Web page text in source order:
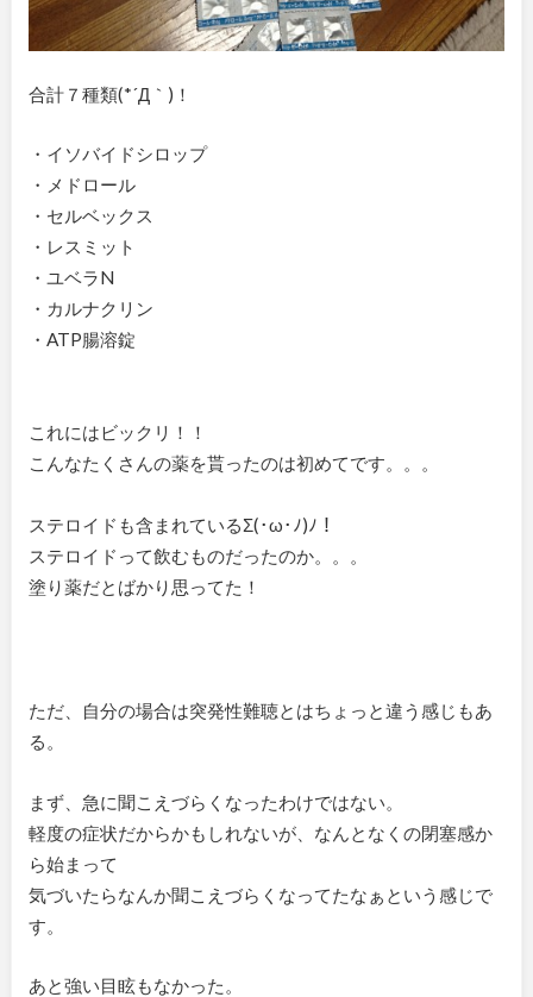
合計７種類(*´Д｀)！
・イソバイドシロップ
・メドロール
・セルベックス
・レスミット
・ユベラN
・カルナクリン
・ATP腸溶錠
これにはビックリ！！
こんなたくさんの薬を貰ったのは初めてです。。。
ステロイドも含まれているΣ(･ω･ﾉ)ﾉ！
ステロイドって飲むものだったのか。。。
塗り薬だとばかり思ってた！
ただ、自分の場合は突発性難聴とはちょっと違う感じもあ
る。
まず、急に聞こえづらくなったわけではない。
軽度の症状だからかもしれないが、なんとなくの閉塞感か
ら始まって
気づいたらなんか聞こえづらくなってたなぁという感じで
す。
あと強い目眩もなかった。